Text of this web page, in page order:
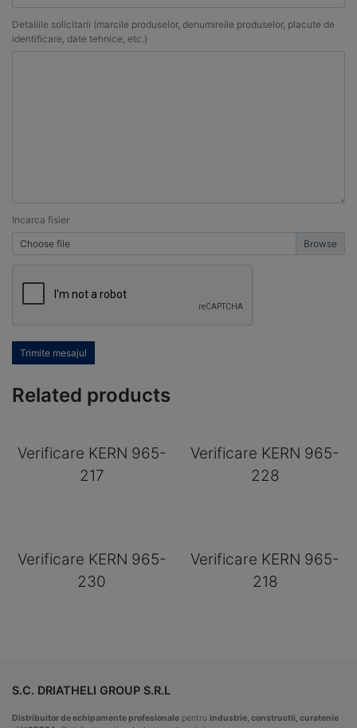
Detaliile solicitarii (marcile produselor, denumireile produselor, placute de
identificare, date tehnice, etc.)
Incarca fisier
Choose file
Trimite mesajul
Related products
Verificare KERN 965-
217
Verificare KERN 965-
228
Verificare KERN 965-
230
Verificare KERN 965-
218
S.C. DRIATHELI GROUP S.R.L
Distribuitor de echipamente profesionale pentru industrie, constructii, curatenie